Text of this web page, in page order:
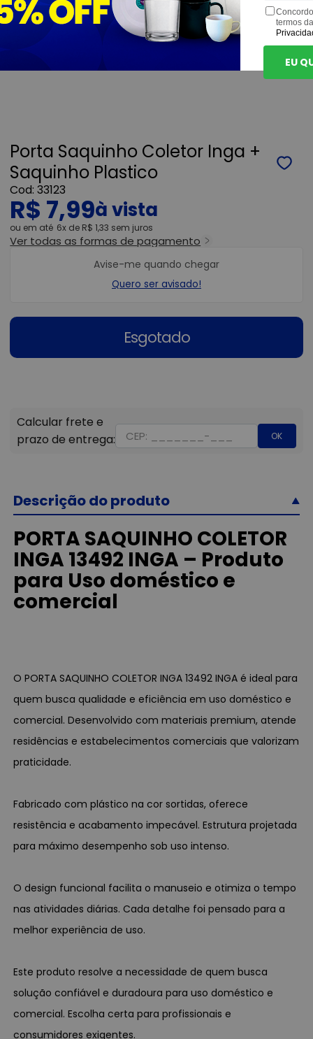
Porta Saquinho Coletor Inga +
Saquinho Plastico
33123
R$ 7,99
ou 6x de R$ 1,33 sem juros
Ver todas as formas de pagamento
Esgotado
Avise-me quando chegar
Quero ser avisado!
OK
Descrição do produto
PORTA SAQUINHO COLETOR
INGA 13492 INGA – Produto
para Uso doméstico e
comercial
O PORTA SAQUINHO COLETOR INGA 13492 INGA é ideal para
quem busca qualidade e eficiência em uso doméstico e
comercial. Desenvolvido com materiais premium, atende
residências e estabelecimentos comerciais que valorizam
praticidade.
Fabricado com plástico na cor sortidas, oferece
resistência e acabamento impecável. Estrutura projetada
para máximo desempenho sob uso intenso.
O design funcional facilita o manuseio e otimiza o tempo
nas atividades diárias. Cada detalhe foi pensado para a
melhor experiência de uso.
Este produto resolve a necessidade de quem busca
solução confiável e duradoura para uso doméstico e
comercial. Escolha certa para profissionais e
consumidores exigentes.
termos
EU